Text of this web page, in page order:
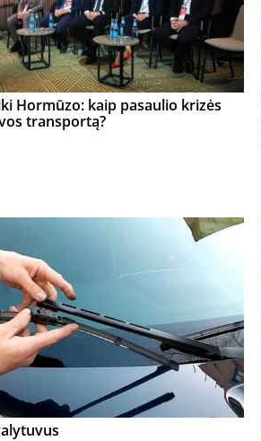
Hormūzo: kaip pasaulio krizės
transportą?